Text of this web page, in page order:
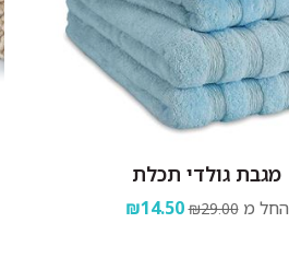
מגבת גולדי תכלת
החל מ ₪29.00
₪14.50